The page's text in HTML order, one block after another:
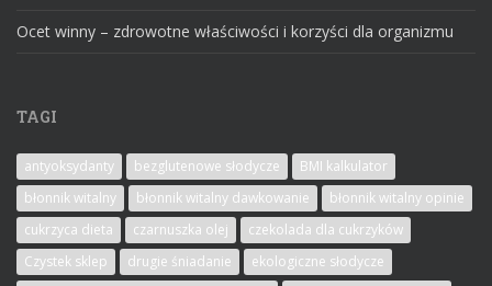
Ocet winny – zdrowotne właściwości i korzyści dla organizmu
TAGI
antyoksydanty bezglutenowe słodycze
BMI kalkulator
błonnik witalny
błonnik witalny dawkowanie
błonnik witalny opinie
cukrzyca dieta
czarnuszka olej
czekolada dla cukrzyków
Czystek sklep
drugie śniadanie
ekologiczne słodycze